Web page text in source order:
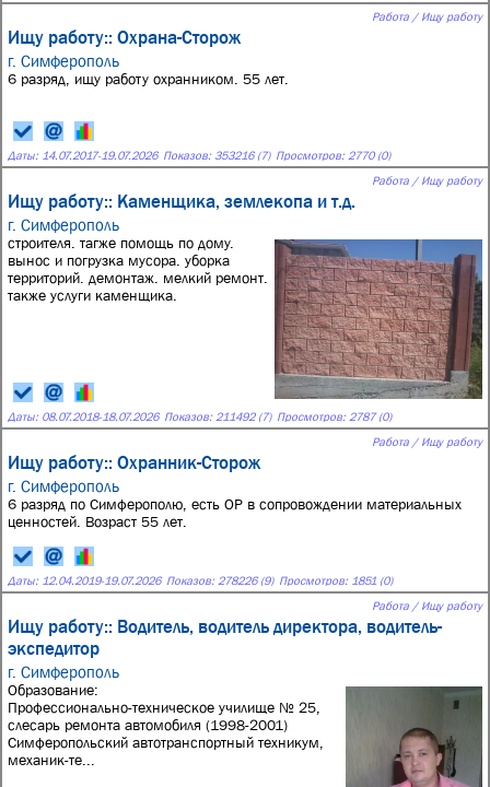
Работа / Ищу работу
Ищу работу:: Охрана-Сторож
г. Симферополь
6 разряд, ищу работу охранником. 55 лет.
Даты: 14.07.2017-19.07.2026 Показов: 353216 (7) Просмотров: 2770 (0)
Работа / Ищу работу
Ищу работу:: Каменщика, землекопа и т.д.
г. Симферополь
строителя. тагже помощь по дому.
вынос и погрузка мусора. уборка
территорий. демонтаж. мелкий ремонт.
также услуги каменщика.
Даты: 08.07.2018-18.07.2026 Показов: 211492 (7) Просмотров: 2787 (0)
Работа / Ищу работу
Ищу работу:: Охранник-Сторож
г. Симферополь
6 разряд по Симферополю, есть ОР в сопровождении материальных
ценностей. Возраст 55 лет.
Даты: 12.04.2019-19.07.2026 Показов: 278226 (9) Просмотров: 1851 (0)
Работа / Ищу работу
Ищу работу:: Водитель, водитель директора, водитель-
экспедитор
г. Симферополь
Образование:
Профессионально-техническое училище № 25,
слесарь ремонта автомобиля (1998-2001)
Симферопольский автотранспортный техникум,
механик-те...